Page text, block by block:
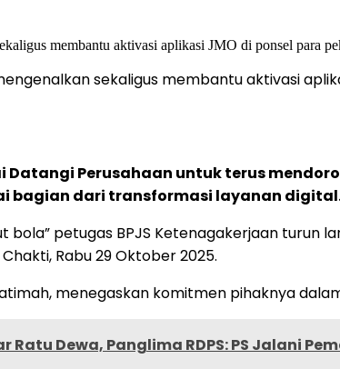
sekaligus membantu aktivasi
Datangi Perusahaan untuk terus
bagian dari transformasi layanan
petugas BPJS Ketenagakerjaan turun
Rabu 29 Oktober 2025.
menegaskan komitmen pihaknya
Dewa, Panglima RDPS: PS Jalani